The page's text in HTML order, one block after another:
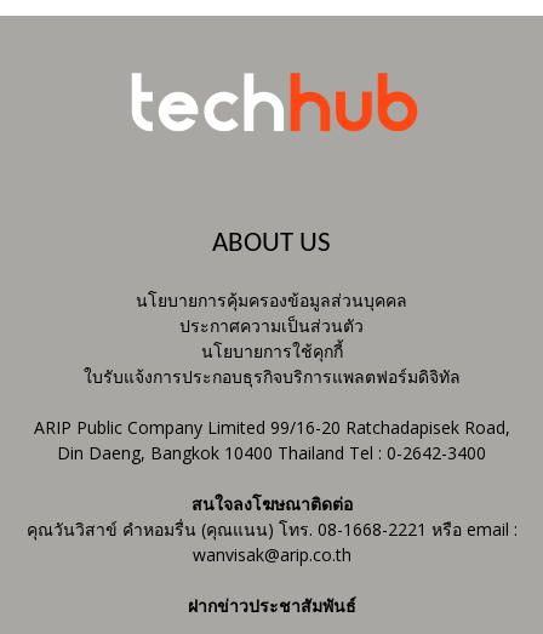
ABOUT US
นโยบายการคุ้มครองข้อมูลส่วนบุคคล
ประกาศความเป็นส่วนตัว
นโยบายการใช้คุกกี้
ใบรับแจ้งการประกอบธุรกิจบริการแพลตฟอร์มดิจิทัล
ARIP Public Company Limited 99/16-20 Ratchadapisek Road,
Din Daeng, Bangkok 10400 Thailand Tel : 0-2642-3400
สนใจลงโฆษณาติดต่อ
คุณวันวิสาข์ คำหอมรื่น (คุณแนน) โทร. 08-1668-2221 หรือ email :
wanvisak@arip.co.th
ฝากข่าวประชาสัมพันธ์